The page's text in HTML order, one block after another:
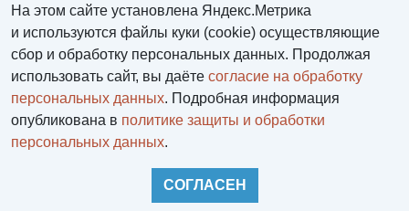
Персональный раздел
Политика защиты и обработки персональных данных
На этом сайте установлена Яндекс.Метрика
и используются файлы куки (cookie) осуществляющие
сбор и обработку персональных данных. Продолжая
использовать сайт, вы даёте согласие на обработку
персональных данных. Подробная информация
опубликована в политике защиты и обработки
персональных данных.
СОГЛАСЕН